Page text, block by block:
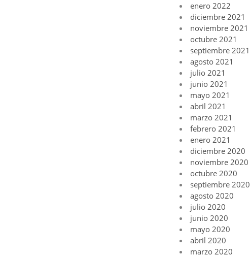
enero 2022
diciembre 2021
noviembre 2021
octubre 2021
septiembre 2021
agosto 2021
julio 2021
junio 2021
mayo 2021
abril 2021
marzo 2021
febrero 2021
enero 2021
diciembre 2020
noviembre 2020
octubre 2020
septiembre 2020
agosto 2020
julio 2020
junio 2020
mayo 2020
abril 2020
marzo 2020